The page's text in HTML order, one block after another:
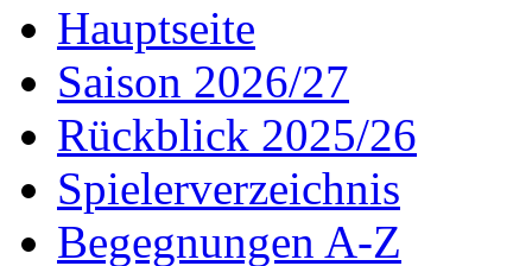
Hauptseite
Saison 2026/27
Rückblick 2025/26
Spielerverzeichnis
Begegnungen A-Z